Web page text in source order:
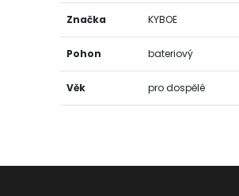
Značka KYBOE
Pohon bateriový
Věk pro dospělé